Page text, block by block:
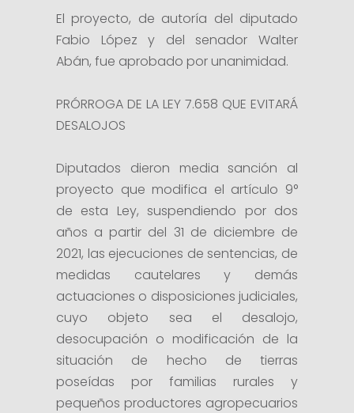
El proyecto, de autoría del diputado
Fabio López y del senador Walter
Abán, fue aprobado por unanimidad.
PRÓRROGA DE LA LEY 7.658 QUE EVITARÁ
DESALOJOS
Diputados dieron media sanción al
proyecto que modifica el artículo 9°
de esta Ley, suspendiendo por dos
años a partir del 31 de diciembre de
2021, las ejecuciones de sentencias, de
medidas cautelares y demás
actuaciones o disposiciones judiciales,
cuyo objeto sea el desalojo,
desocupación o modificación de la
situación de hecho de tierras
poseídas por familias rurales y
pequeños productores agropecuarios